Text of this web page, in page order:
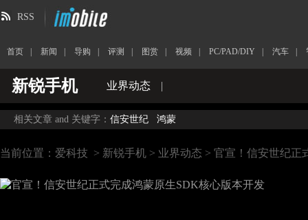
RSS
首页 新闻 导购 评测 图赏 视频 PC/PAD/DIY 汽车
新锐手机 业界动态 |
相关文章 and 关键字： 信安世纪 鸿蒙
当前位置： 爱科技 > 新锐手机 > 业界动态 > 官宣！信安世纪正